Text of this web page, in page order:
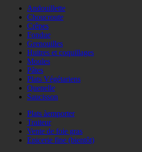
Andouillette
Choucroute
Crêpes
Fondue
Grenouilles
Huitres et coquillages
Moules
Pâtes
Plats Végétariens
Quenelle
Saucisson
Plats àemporter
Traiteur
Vente de foie gras
Epicerie fine (bientôt)